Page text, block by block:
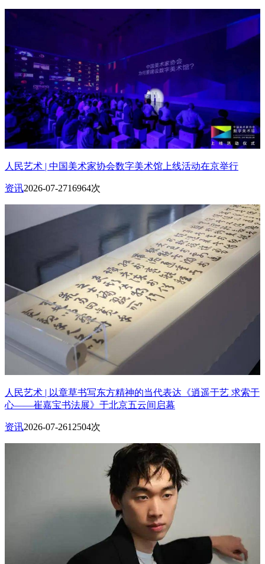
人民艺术 | 中国美术家协会数字美术馆上线活动在京举行
资讯2026-07-2716964次
人民艺术 | 以章草书写东方精神的当代表达《逍遥于艺 求索于
心——崔嘉宝书法展》于北京五云间启幕
资讯2026-07-2612504次